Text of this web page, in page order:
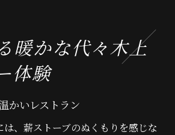
暖かな代々木上
体験
かいレストラン
、薪ストーブのぬくもりを感じな